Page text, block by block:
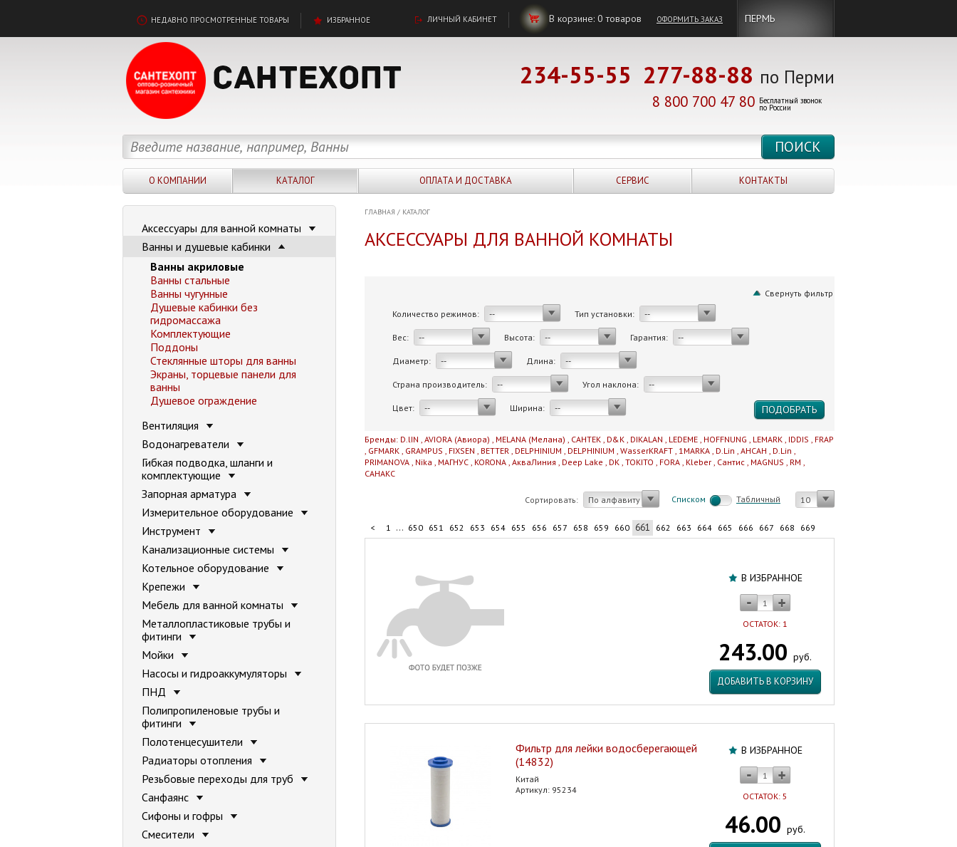
НЕДАВНО ПРОСМОТРЕННЫЕ ТОВАРЫ ИЗБРАННОЕ ЛИЧНЫЙ КАБИНЕТ В корзине: 0товаров ОФОРМИТЬ ЗАКАЗ ПЕРМЬ
234-55-55 277-88-88 по Перми
8 800 700 47 80 Бесплатный звонок
по России
О КОМПАНИИ КАТАЛОГ ОПЛАТА И ДОСТАВКА СЕРВИС КОНТАКТЫ
ГЛАВНАЯ / КАТАЛОГ
АКСЕССУАРЫ ДЛЯ ВАННОЙ КОМНАТЫ
Свернуть фильтр
Количество режимов:
-- Тип установки: --
Вес: -- Высота: -- Гарантия: --
Диаметр: -- Длина: --
Страна производитель: -- Угол наклона: --
Цвет: -- Ширина: --
Бренды: D.lIN , AVIORA (Авиора) , MELANA (Мелана) , САНТЕК , D&K , DIKALAN , LEDEME , HOFFNUNG , LEMARK , IDDIS , FRAP
, GFMARK , GRAMPUS , FIXSEN , BETTER , DELPHINIUM , DELPHINIUM , WasserKRAFT , 1MARKA , D.Lin , AHCAH , D.Lin ,
PRIMANOVA , Nika , МАГНУС , KORONA , АкваЛиния , Deep Lake , DK , TOKITO , FORA , Kleber , Сантис , MAGNUS , RM ,
САНАКС
Сортировать: По алфавиту Cписком Табличный 10
< 1 ... 650 651 652 653 654 655 656 657 658 659 660 661 662 663 664 665 666 667 668
669
В ИЗБРАННОЕ
ОСТАТОК: 1
243.00 руб.
ДОБАВИТЬ В КОРЗИНУ
В ИЗБРАННОЕ
ОСТАТОК: 5
46.00 руб.
Фильтр для лейки водосберегающей
(14832)
Китай
Артикул: 95234
Аксессуары для ванной комнаты
Ванны и душевые кабинки
Ванны акриловые
Ванны стальные
Ванны чугунные
Душевые кабинки без
гидромассажа
Комплектующие
Поддоны
Стеклянные шторы для ванны
Экраны, торцевые панели для
ванны
Душевое ограждение
Вентиляция
Водонагреватели
Гибкая подводка, шланги и
комплектующие
Запорная арматура
Измерительное оборудование
Инструмент
Канализационные системы
Котельное оборудование
Крепежи
Мебель для ванной комнаты
Металлопластиковые трубы и
фитинги
Мойки
Насосы и гидроаккумуляторы
ПНД
Полипропиленовые трубы и
фитинги
Полотенцесушители
Радиаторы отопления
Резьбовые переходы для труб
Санфаянс
Сифоны и гофры
Смесители